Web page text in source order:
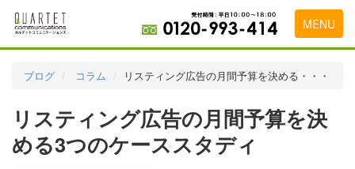
MENU
実績・お客様の声
初めて導入をお考えの方
ブログ コラム リスティング広告の月間予算を決める・・・
リスティング広告の月間予算を決
める3つのケーススタディ